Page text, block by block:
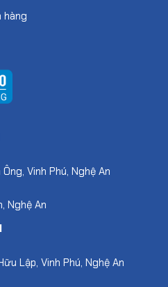
hàng
Vinh Phú, Nghệ An
Nghệ An
Lập, Vinh Phú, Nghệ An